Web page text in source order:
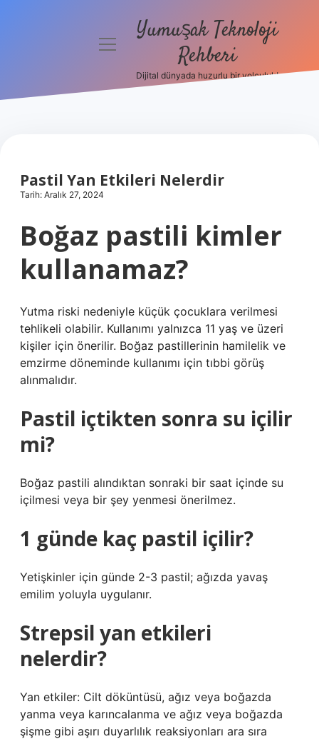
menüyüYumuşak Teknoloji
Rehberi
Dijital dünyada huzurlu bir yolculuk!
Pastil Yan Etkileri Nelerdir
Tarih: Aralık 27, 2024
Boğaz pastili kimler
kullanamaz?
Yutma riski nedeniyle küçük çocuklara verilmesi
tehlikeli olabilir. Kullanımı yalnızca 11 yaş ve üzeri
kişiler için önerilir. Boğaz pastillerinin hamilelik ve
emzirme döneminde kullanımı için tıbbi görüş
alınmalıdır.
Pastil içtikten sonra su içilir
mi?
Boğaz pastili alındıktan sonraki bir saat içinde su
içilmesi veya bir şey yenmesi önerilmez.
1 günde kaç pastil içilir?
Yetişkinler için günde 2-3 pastil; ağızda yavaş
emilim yoluyla uygulanır.
Strepsil yan etkileri
nelerdir?
Yan etkiler: Cilt döküntüsü, ağız veya boğazda
yanma veya karıncalanma ve ağız veya boğazda
şişme gibi aşırı duyarlılık reaksiyonları ara sıra